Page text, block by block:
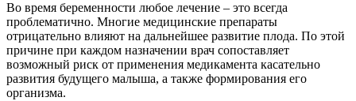
Во время беременности любое лечение – это всегда
проблематично. Многие медицинские препараты
отрицательно влияют на дальнейшее развитие плода. По этой
причине при каждом назначении врач сопоставляет
возможный риск от применения медикамента касательно
развития будущего малыша, а также формирования его
организма.